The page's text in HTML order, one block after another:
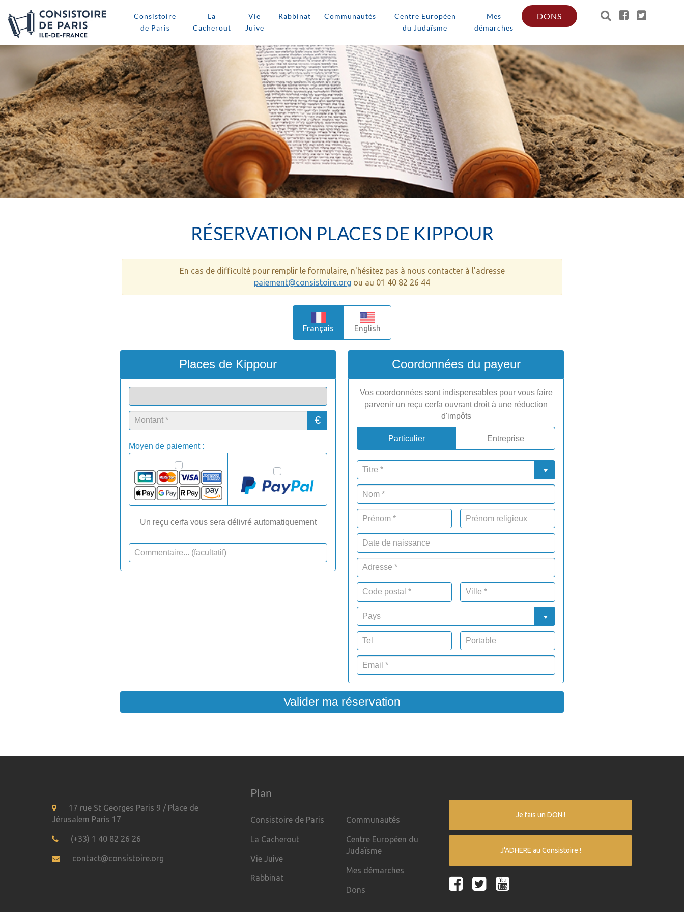
Consistoire
de Paris
La
Cacherout
Vie
Juive
Rabbinat Communautés
Centre Européen
du Judaïsme
Mes
démarches
DONS
RÉSERVATION PLACES DE KIPPOUR
En cas de difficulté pour remplir le formulaire, n'hésitez pas à nous contacter à l'adresse
paiement@consistoire.org ou au 01 40 82 26 44
Français English
Places de Kippour
€
Moyen de paiement :
Un reçu cerfa vous sera délivré automatiquement
Coordonnées du payeur
Vos coordonnées sont indispensables pour vous faire
parvenir un reçu cerfa ouvrant droit à une réduction
d'impôts
Particulier Entreprise
Valider ma réservation
17 rue St Georges Paris 9 / Place de
Jérusalem Paris 17
(+33) 1 40 82 26 26
contact@consistoire.org
Plan
Consistoire de Paris
La Cacherout
Vie Juive
Rabbinat
Communautés
Centre Européen du
Judaïsme
Mes démarches
Dons
Je fais un DON !
J'ADHERE au Consistoire !